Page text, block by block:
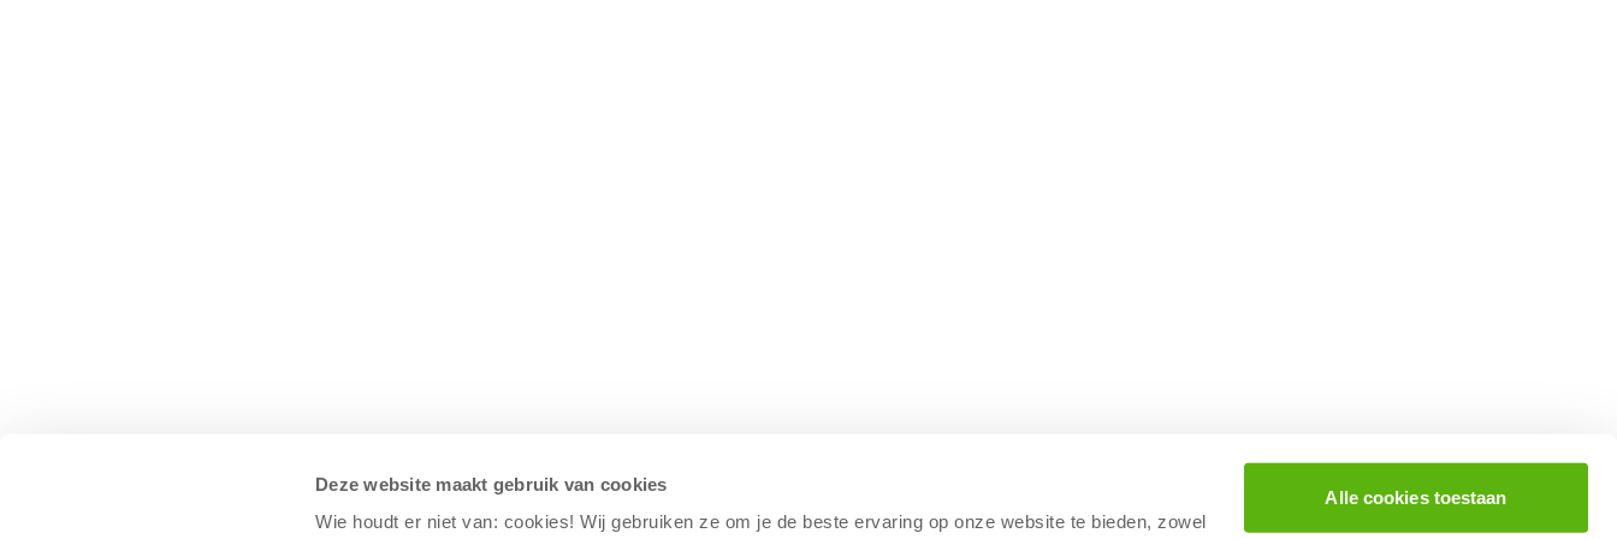
Deze website maakt gebruik van cookies
Wie houdt er niet van: cookies! Wij gebruiken ze om je de beste ervaring op onze website te bieden, zowel
Alle cookies toestaan